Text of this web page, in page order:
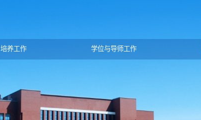
培养工作 学位与导师工作